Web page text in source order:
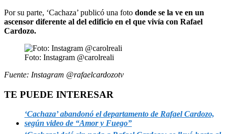
Por su parte, ‘Cachaza’ publicó una foto donde se la ve en un
ascensor diferente al del edificio en el que vivía con Rafael
Cardozo.
Foto: Instagram @carolreali
Fuente: Instagram @rafaelcardozotv
TE PUEDE INTERESAR
‘Cachaza’ abandonó el departamento de Rafael Cardozo,
según video de “Amor y Fuego”